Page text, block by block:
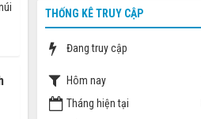
THỐNG KÊ TRUY CẬP
Đang truy cập
Hôm nay
Tháng hiện tại